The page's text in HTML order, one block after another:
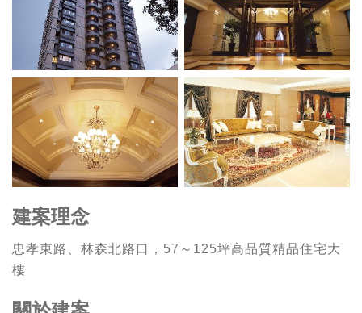
建案理念
忠孝東路、林森北路口，57～125坪高品質精品住宅大
樓